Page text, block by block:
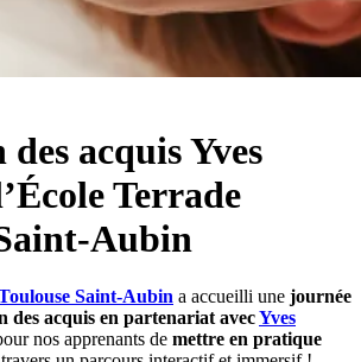
acquis Yves
Terrade
Aubin
Saint-Aubin a accueilli une journée
des acquis en partenariat avecYves
nos apprenants de mettre en pratique